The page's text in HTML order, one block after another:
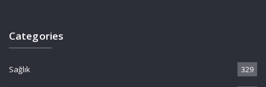
Categories
Sağlık 329